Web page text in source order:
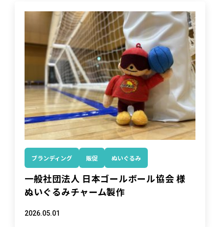
ブランディング 販促 ぬいぐるみ
一般社団法人 日本ゴールボール協会 様
ぬいぐるみチャーム製作
2026.05.01